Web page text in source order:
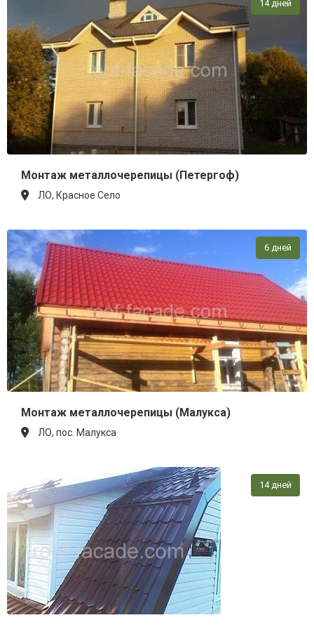
14 дней
Монтаж металлочерепицы (Петергоф)
ЛО, Красное Село
6 дней
Монтаж металлочерепицы (Малукса)
ЛО, пос. Малукса
14 дней